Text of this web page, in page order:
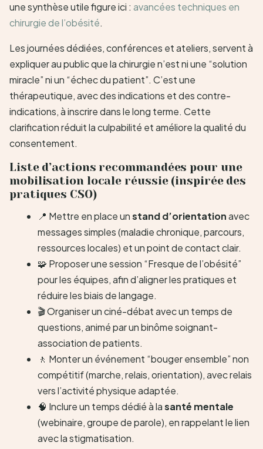
une synthèse utile figure ici : avancées techniques en
chirurgie de l’obésité.
Les journées dédiées, conférences et ateliers, servent à
expliquer au public que la chirurgie n’est ni une “solution
miracle” ni un “échec du patient”. C’est une
thérapeutique, avec des indications et des contre-
indications, à inscrire dans le long terme. Cette
clarification réduit la culpabilité et améliore la qualité du
consentement.
Liste d’actions recommandées pour une
mobilisation locale réussie (inspirée des
pratiques CSO)
📍 Mettre en place unstand d’orientationavec
messages simples (maladie chronique, parcours,
ressources locales) et un point de contact clair.
🧩 Proposer une session “Fresque de l’obésité”
pour les équipes, afin d’aligner les pratiques et
réduire les biais de langage.
🎬 Organiser un ciné-débat avec un temps de
questions, animé par un binôme soignant-
association de patients.
🚶 Monter un événement “bouger ensemble” non
compétitif (marche, relais, orientation), avec relais
vers l’activité physique adaptée.
🧠 Inclure un temps dédié à lasanté mentale
(webinaire, groupe de parole), en rappelant le lien
avec la stigmatisation.